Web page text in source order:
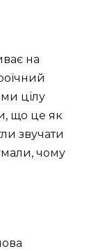
на
цілу
що це як
звучати
чому